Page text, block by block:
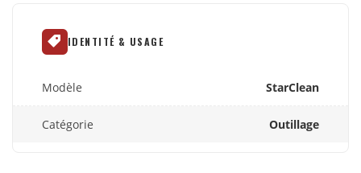
IDENTITÉ & USAGE
Modèle StarClean
Catégorie Outillage